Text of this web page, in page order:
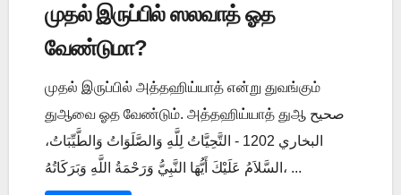
முதல் இருப்பில் ஸலவாத் ஓத
வேண்டுமா?
முதல் இருப்பில் அத்தஹிய்யாத் என்று துவங்கும்
துஆவை ஓத வேண்டும். அத்தஹிய்யாத் துஆ صحيح
البخاري 1202 - التَّحِيَّاتُ لِلَّهِ وَالصَّلَوَاتُ وَالطَّيِّبَاتُ،
السَّلاَمُ عَلَيْكَ أَيُّهَا النَّبِيُّ وَرَحْمَةُ اللَّهِ وَبَرَكَاتُهُ، ...